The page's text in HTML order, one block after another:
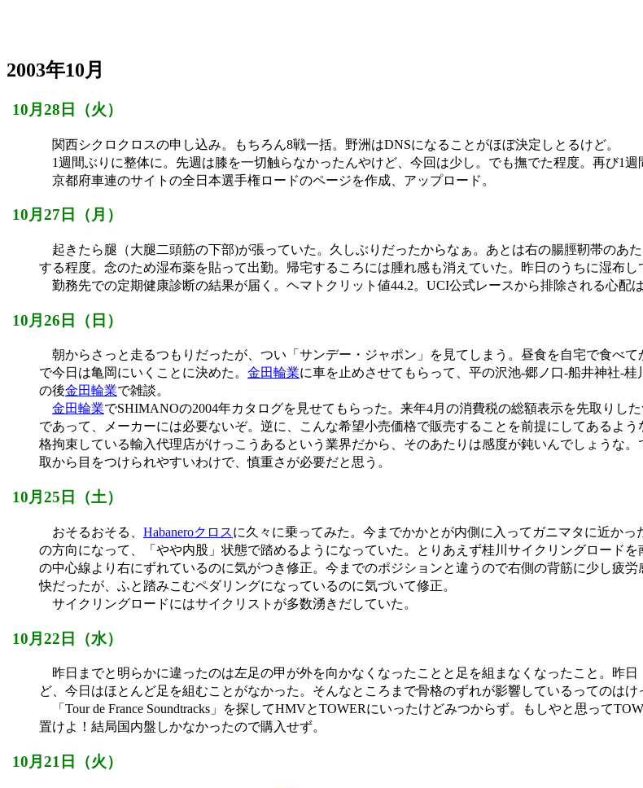
2003年10月
10月28日（火）
関西シクロクロスの申し込み。もちろん8戦一括。野洲はDNSになることがほぼ決定しとるけど。
1週間ぶりに整体に。先週は膝を一切触らなかったんやけど、今回は少し。でも撫でた程度。再び1週
京都府車連のサイトの全日本選手権ロードのページを作成、アップロード。
10月27日（月）
起きたら腿（大腿二頭筋の下部)が張っていた。久しぶりだったからなぁ。あとは右の腸脛靭帯のあ
する程度。念のため湿布薬を貼って出勤。帰宅するころには腫れ感も消えていた。昨日のうちに湿布し
勤務先での定期健康診断の結果が届く。ヘマトクリット値44.2。UCI公式レースから排除される心配は
10月26日（日）
朝からさっと走るつもりだったが、つい「サンデー・ジャポン」を見てしまう。昼食を自宅で食べ
で今日は亀岡にいくことに決めた。 金田輪業に車を止めさせてもらって、平の沢池-郷ノ口-船井神社-
の後金田輪業で雑談。
金田輪業でSHIMANOの2004年カタログを見せてもらった。来年4月の消費税の総額表示を先取りし
であって、メーカーには必要ないぞ。逆に、こんな希望小売価格で販売することを前提にしてあるよ
格拘束している輸入代理店がけっこうあるという業界だから、そのあたりは感度が鈍いんでしょうな
取から目をつけられやすいわけで、慎重さが必要だと思う。
10月25日（土）
おそるおそる、 Habaneroクロスに久々に乗ってみた。今までかかとが内側に入ってガニマタに近か
の方向になって、「やや内股」状態で踏めるようになっていた。とりあえず桂川サイクリングロード
の中心線より右にずれているのに気がつき修正。今までのポジションと違うので右側の背筋に少し疲
快だったが、ふと踏みこむペダリングになっているのに気づいて修正。
サイクリングロードにはサイクリストが多数湧きだしていた。
10月22日（水）
昨日までと明らかに違ったのは左足の甲が外を向かなくなったことと足を組まなくなったこと。昨
ど、今日はほとんど足を組むことがなかった。そんなところまで骨格のずれが影響しているってのはけ
「Tour de France Soundtracks」を探してHMVとTOWERにいったけどみつからず。もしやと思って
置けよ！結局国内盤しかなかったので購入せず。
10月21日（火）